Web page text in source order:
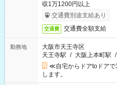
収1万1200円以上
交通費別途支給あり
交通費 交通費全額支給
勤務地
大阪市天王寺区
天王寺駅 / 大阪上本町駅 /
≪自宅からドアtoドア
します。